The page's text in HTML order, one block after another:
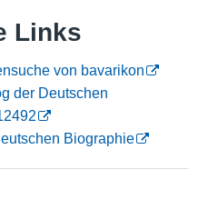
Links
von bavarikon
der Deutschen
Biographie